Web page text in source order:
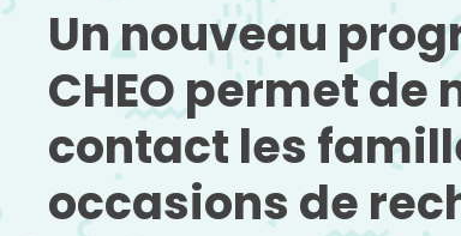
Un nouveau
CHEO permet de
contact les
occasions de